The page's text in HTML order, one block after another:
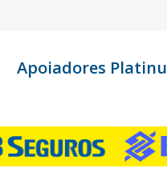
Apoiadores